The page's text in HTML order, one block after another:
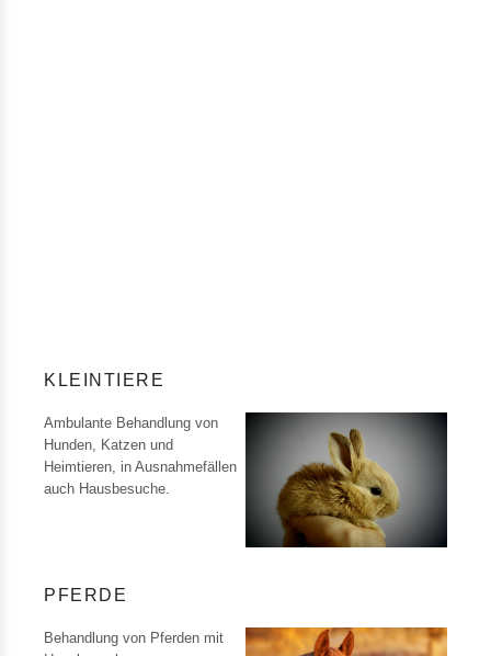
KLEINTIERE
Ambulante Behandlung von
Hunden, Katzen und
Heimtieren, in Ausnahmefällen
auch Hausbesuche.
PFERDE
Behandlung von Pferden mit